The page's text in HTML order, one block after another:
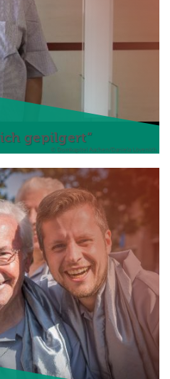
gepilgert“
© Domkapitel Aachen/Daniela Lövenich